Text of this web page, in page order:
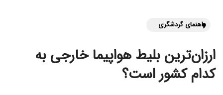
راهنمای گردشگری
ارزان‌ترین بلیط هواپیما خارجی به
کدام کشور است؟